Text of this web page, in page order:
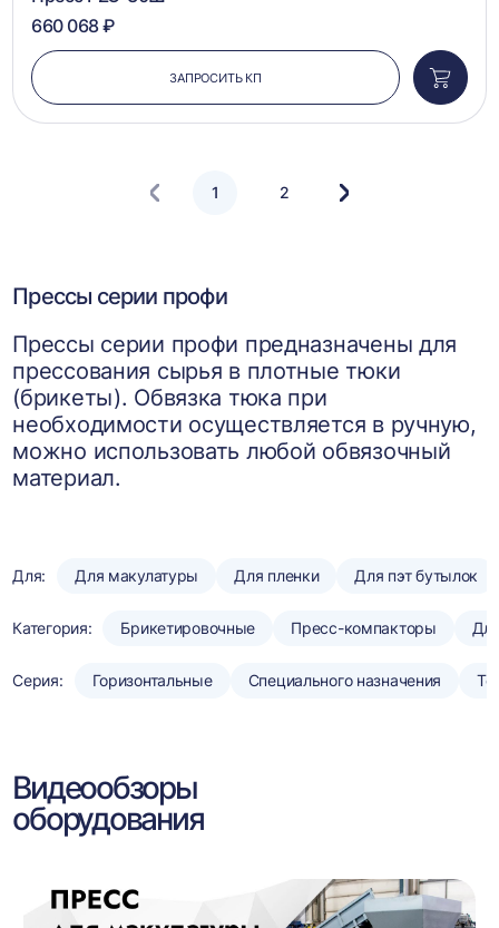
660 068 ₽
ЗАПРОСИТЬ КП
в
1 2
Следующая
Прессы серии профи
Прессы серии профи предназначены для
прессования сырья в плотные тюки
(брикеты). Обвязка тюка при
необходимости осуществляется в ручную,
можно использовать любой обвязочный
материал.
Для: Для макулатуры Для пленки Для пэт бутылок
Категория: Брикетировочные Пресс-компакторы
Серия: Горизонтальные Специального назначения
Видеообзоры
оборудования